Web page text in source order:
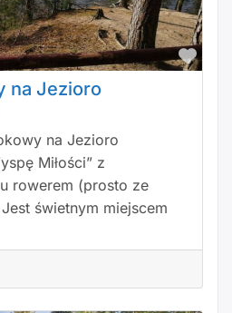
na Jezioro
na Jezioro
Miłości” z
rowerem (prosto ze
świetnym miejscem